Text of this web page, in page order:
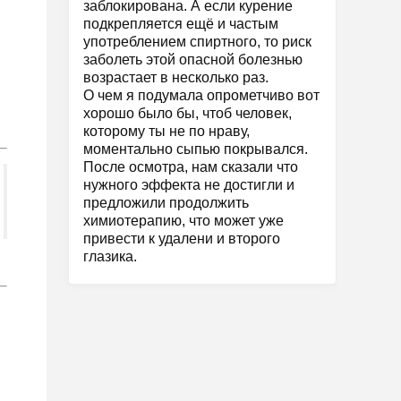
заблокирована. А если курение
подкрепляется ещё и частым
употреблением спиртного, то риск
заболеть этой опасной болезнью
возрастает в несколько раз.
О чем я подумала опрометчиво вот
хорошо было бы, чтоб человек,
которому ты не по нраву,
моментально сыпью покрывался.
После осмотра, нам сказали что
нужного эффекта не достигли и
предложили продолжить
химиотерапию, что может уже
привести к удалени и второго
глазика.